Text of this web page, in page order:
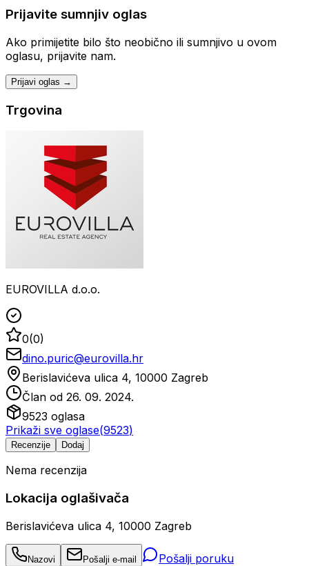
Prijavite sumnjiv oglas
Ako primijetite bilo što neobično ili sumnjivo u ovom
oglasu, prijavite nam.
Prijavi oglas →
Trgovina
EUROVILLA d.o.o.
0(0)
dino.puric@eurovilla.hr
Berislavićeva ulica 4, 10000 Zagreb
Član od 26. 09. 2024.
9523 oglasa
Prikaži sve oglase(9523)
Recenzije Dodaj
Nema recenzija
Lokacija oglašivača
Berislavićeva ulica 4, 10000 Zagreb
Nazovi Pošalji e-mail Pošalji poruku